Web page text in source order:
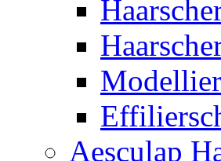
Aesculap